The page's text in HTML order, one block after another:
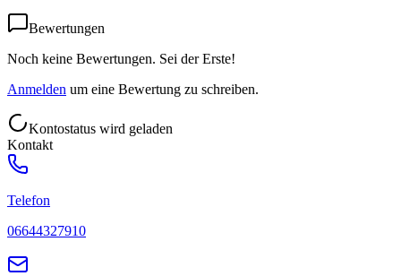
Bewertungen
Noch keine Bewertungen. Sei der Erste!
Anmelden um eine Bewertung zu schreiben.
Kontostatus wird geladen
Kontakt
Telefon
06644327910